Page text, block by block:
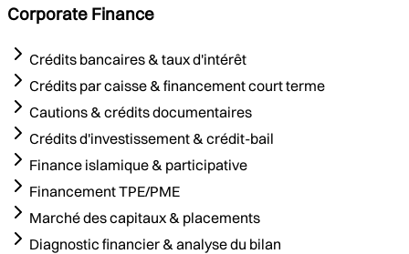
Corporate Finance
Crédits bancaires & taux d'intérêt
Crédits par caisse & financement court terme
Cautions & crédits documentaires
Crédits d'investissement & crédit-bail
Finance islamique & participative
Financement TPE/PME
Marché des capitaux & placements
Diagnostic financier & analyse du bilan